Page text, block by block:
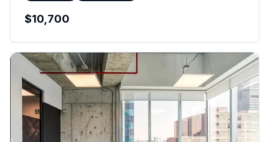
$10,700